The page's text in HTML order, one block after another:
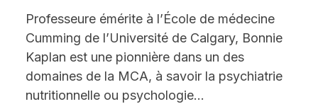
Professeure émérite à l’École de médecine
Cumming de l’Université de Calgary, Bonnie
Kaplan est une pionnière dans un des
domaines de la MCA, à savoir la psychiatrie
nutritionnelle ou psychologie…